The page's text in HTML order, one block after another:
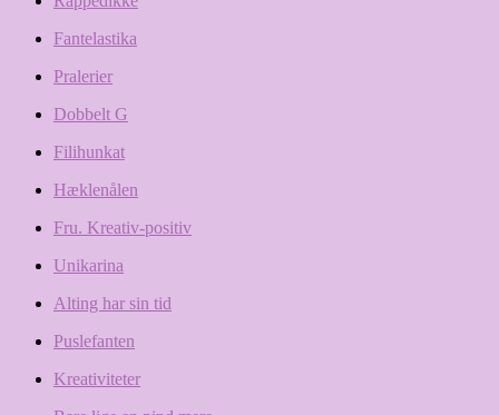
Fantelastika
Pralerier
Dobbelt G
Filihunkat
Hæklenålen
Fru. Kreativ-positiv
Unikarina
Alting har sin tid
Puslefanten
Kreativiteter